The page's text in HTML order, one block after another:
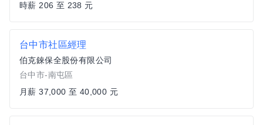
時薪 206 至 238 元
台中市社區經理
伯克錸保全股份有限公司
台中市-南屯區
月薪 37,000 至 40,000 元